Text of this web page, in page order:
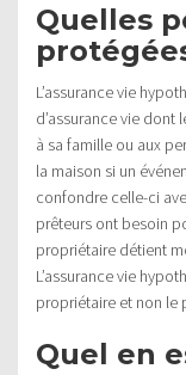
Quelles
L’assurance vie
d’assurance vie
à sa famille ou aux
la maison si un
confondre celle-ci
prêteurs ont besoin
propriétaire détient
L’assurance vie
propriétaire et non le
Quel en